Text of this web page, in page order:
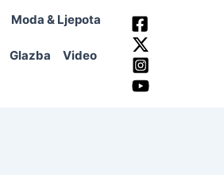
Moda & Ljepota
Glazba Video